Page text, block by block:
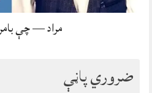
مراد — چې
ضروري پاڼې